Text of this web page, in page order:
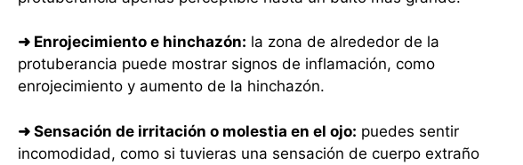
➜ Enrojecimiento e hinchazón: la zona de alrededor de la
protuberancia puede mostrar signos de inflamación, como
enrojecimiento y aumento de la hinchazón.
➜ Sensación de irritación o molestia en el ojo: puedes sentir
incomodidad, como si tuvieras una sensación de cuerpo extraño